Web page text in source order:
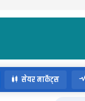
सेयर मार्केट्स